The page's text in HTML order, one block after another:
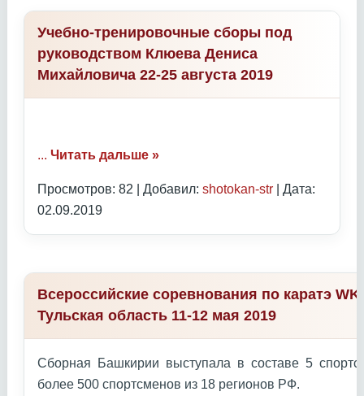
Учебно-тренировочные сборы под
руководством Клюева Дениса
Михайловича 22-25 августа 2019
... Читать дальше »
Просмотров: 82 | Добавил: shotokan-str | Дата:
02.09.2019
Всероссийские соревнования по каратэ
Тульская область 11-12 мая 2019
Сборная Башкирии выступала в составе 5
более 500 спортсменов из 18 регионов РФ.